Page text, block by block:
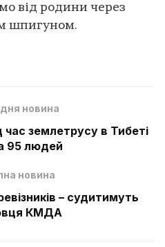
від родини через
шпигуном.
новина
час землетрусу в Тибеті
95 людей
новина
– судитимуть
КМДА